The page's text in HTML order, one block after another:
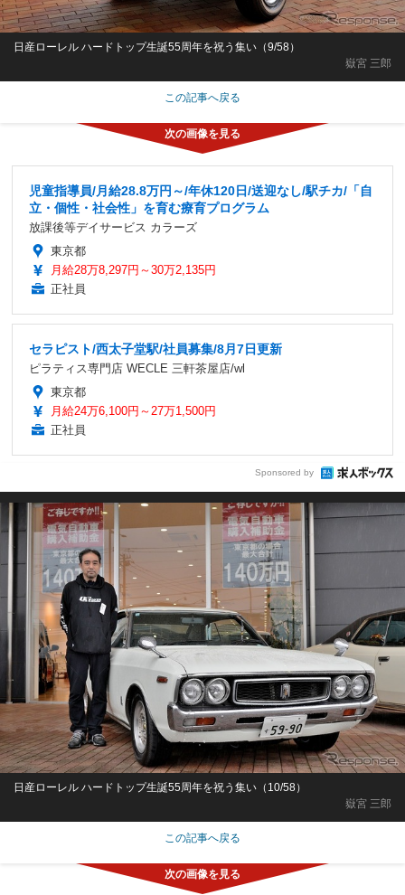
嶽宮 三郎
日産ローレル ハードトップ生誕55周年を祝う集い（9/58）
この記事へ戻る
児童指導員/月給28.8万円～/年休120日/送迎なし/駅チカ/「自
立・個性・社会性」を育む療育プログラム
放課後等デイサービス カラーズ
東京都
月給28万8,297円～30万2,135円
正社員
セラピスト/西太子堂駅/社員募集/8月7日更新
ピラティス専門店 WECLE 三軒茶屋店/wl
東京都
月給24万6,100円～27万1,500円
正社員
Sponsored by
嶽宮 三郎
日産ローレル ハードトップ生誕55周年を祝う集い（10/58）
この記事へ戻る